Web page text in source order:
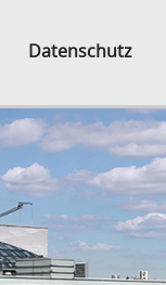
Datenschutz